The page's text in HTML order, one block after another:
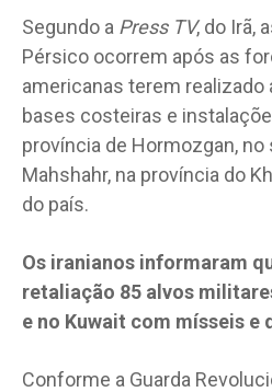
Segundo a Press TV, do Irã,
Pérsico ocorrem após as
americanas terem realizado
bases costeiras e
província de Hormozgan, no
Mahshahr, na província do
do país.
Os iranianos informaram
retaliação 85 alvos
e no Kuwait com mísseis e
Conforme a Guarda